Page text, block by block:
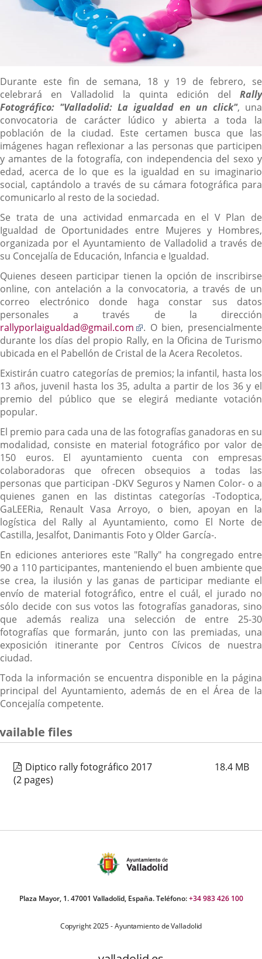
Descripción
Durante este fin de semana, 18 y 19 de febrero, se
celebrará en Valladolid la quinta edición del Rally
Fotográfico: "Valladolid: La igualdad en un click", una
convocatoria de carácter lúdico y abierta a toda la
población de la ciudad. Este certamen busca que las
imágenes hagan reflexionar a las personas que participen
y amantes de la fotografía, con independencia del sexo y
edad, acerca de lo que es la igualdad en su imaginario
social, captándolo a través de su cámara fotográfica para
comunicarlo al resto de la sociedad.
Se trata de una actividad enmarcada en el V Plan de
Igualdad de Oportunidades entre Mujeres y Hombres,
organizada por el Ayuntamiento de Valladolid a través de
su Concejalía de Educación, Infancia e Igualdad.
Quienes deseen participar tienen la opción de inscribirse
online, con antelación a la convocatoria, a través de un
correo electrónico donde haga constar sus datos
personales a través de la dirección
rallyporlaigualdad@gmail.com
Enlace
a
una
externa.
. O bien, presencialmente
durante los días del propio Rally, en la Oficina de Turismo
ubicada en el Pabellón de Cristal de la Acera Recoletos.
Existirán cuatro categorías de premios; la infantil, hasta los
13 años, juvenil hasta los 35, adulta a partir de los 36 y el
premio del público que se elegirá mediante votación
popular.
El premio para cada una de las fotografías ganadoras en su
modalidad, consiste en material fotográfico por valor de
150 euros. El ayuntamiento cuenta con empresas
colaboradoras que ofrecen obsequios a todas las
personas que participan -DKV Seguros y Namen Color- o a
quienes ganen en las distintas categorías -Todoptica,
GaLEERia, Renault Vasa Arroyo, o bien, apoyan en la
logística del Rally al Ayuntamiento, como El Norte de
Castilla, Jesalfot, Danimantis Foto y Older García-.
En ediciones anteriores este "Rally" ha congregado entre
90 a 110 participantes, manteniendo el buen ambiente que
se crea, la ilusión y las ganas de participar mediante el
envío de material fotográfico, entre el cuál, el jurado no
sólo decide con sus votos las fotografías ganadoras, sino
que además realiza una selección de entre 25-30
fotografías que formarán, junto con las premiadas, una
exposición itinerante por Centros Cívicos de nuestra
ciudad.
Toda la información se encuentra disponible en la página
principal del Ayuntamiento, además de en el Área de la
Concejalía competente.
files
Diptico rally fotográfico 2017 18.4 MB
(2 pages)
Plaza Mayor, 1. 47001 Valladolid, España. Teléfono:+34 983 426 100
Copyright 2025 - Ayuntamiento de Valladolid